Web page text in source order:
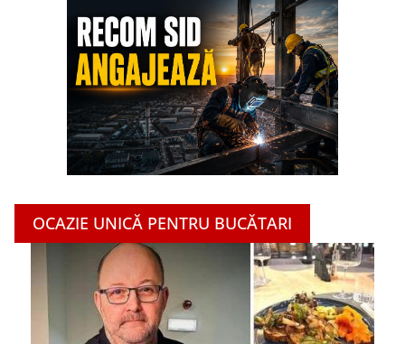
OCAZIE UNICĂ PENTRU BUCĂTARI